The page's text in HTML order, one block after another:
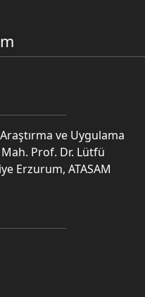
ve Uygulama
Prof. Dr. Lütfü
Erzurum, ATASAM